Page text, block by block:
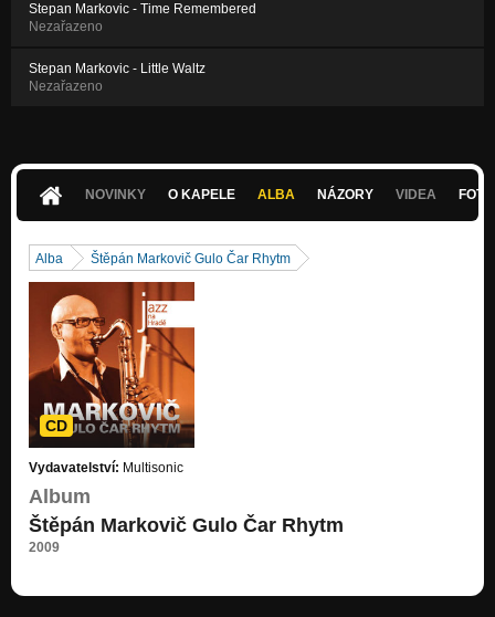
Stepan Markovic - Time Remembered
Nezařazeno
Stepan Markovic - Little Waltz
Nezařazeno
NOVINKY O KAPELE ALBA NÁZORY VIDEA
Alba Štěpán Markovič Gulo Čar Rhytm
CD
Vydavatelství: Multisonic
Album
Štěpán Markovič Gulo Čar Rhytm
2009